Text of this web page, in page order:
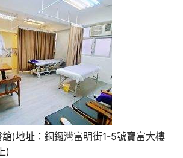
)地址：銅鑼灣富明街1-5號寶富大樓
)